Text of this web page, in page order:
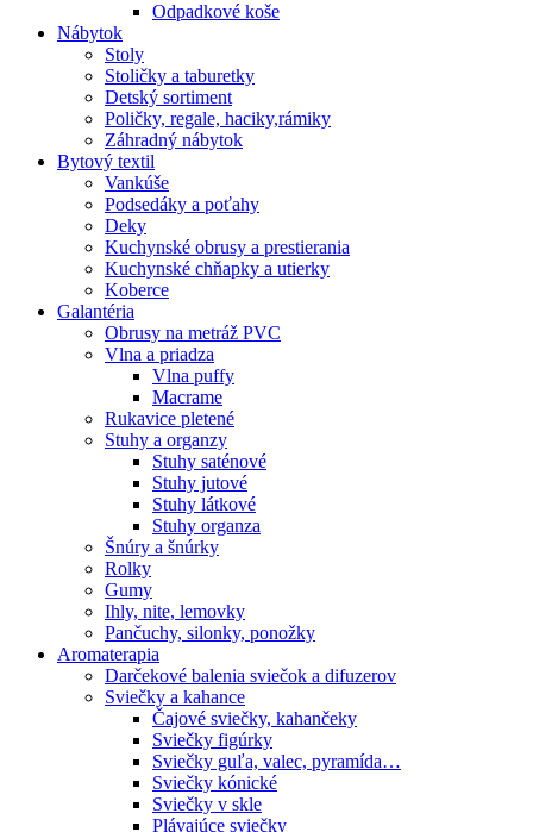
Odpadkové koše
Nábytok
Stoly
Stoličky a taburetky
Detský sortiment
Poličky, regale, haciky,rámiky
Záhradný nábytok
Bytový textil
Vankúše
Podsedáky a poťahy
Deky
Kuchynské obrusy a prestierania
Kuchynské chňapky a utierky
Koberce
Galantéria
Obrusy na metráž PVC
Vlna a priadza
Vlna puffy
Macrame
Rukavice pletené
Stuhy a organzy
Stuhy saténové
Stuhy jutové
Stuhy látkové
Stuhy organza
Šnúry a šnúrky
Rolky
Gumy
Ihly, nite, lemovky
Pančuchy, silonky, ponožky
Aromaterapia
Darčekové balenia sviečok a difuzerov
Sviečky a kahance
Čajové sviečky, kahančeky
Sviečky figúrky
Sviečky guľa, valec, pyramída…
Sviečky kónické
Sviečky v skle
Plávajúce sviečky